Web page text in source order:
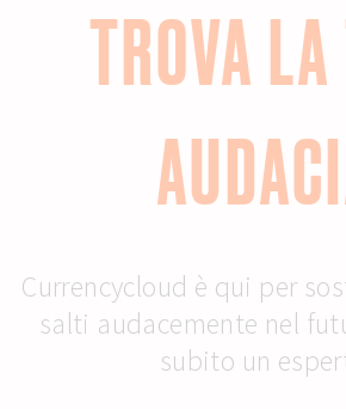
TROVA
Currencycloud è qui per
salti audacemente nel
subito un